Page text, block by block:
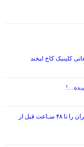
کلینیک کاخ لبخند
مهـلت عضـویت در انجـمن علمی دندانپـزشکی ایران را تا ۴۸ سـاعت قبل از